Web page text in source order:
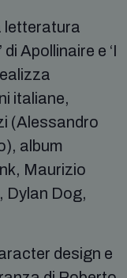
letteratura
Apollinaire e ‘I
italiane,
(Alessandro
album
Maurizio
Dylan Dog,
design e